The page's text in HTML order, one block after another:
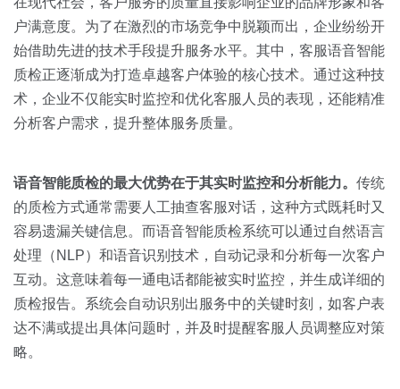
房地产
金融
按角色
销售人员
销售管理
按业务场景
交易跟进
资源中心
全部
白皮书
关于我们
预约演示
户满意度。为了在激烈的市场竞争中脱颖而出，企业纷纷开
始借助先进的技术手段提升服务水平。其中，客服语音智能
质检正逐渐成为打造卓越客户体验的核心技术。通过这种技
术，企业不仅能实时监控和优化客服人员的表现，还能精准
分析客户需求，提升整体服务质量。
语音智能质检的最大优势在于其实时监控和分析能力。 传统
的质检方式通常需要人工抽查客服对话，这种方式既耗时又
容易遗漏关键信息。而语音智能质检系统可以通过自然语言
处理（NLP）和语音识别技术，自动记录和分析每一次客户
互动。这意味着每一通电话都能被实时监控，并生成详细的
质检报告。系统会自动识别出服务中的关键时刻，如客户表
达不满或提出具体问题时，并及时提醒客服人员调整应对策
略。